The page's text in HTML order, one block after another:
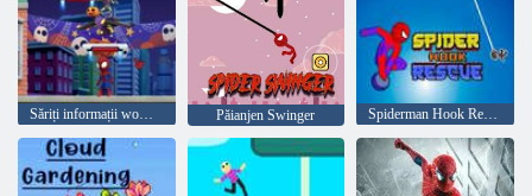
Săriți informații wow Alegeți un joc Păianjen Swinger Spiderman Hook Rescue